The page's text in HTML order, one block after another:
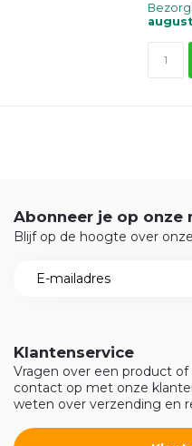
Klantenservice
Vragen over een product
contact op met onze
weten over verzending en
Abonneer je op onze
Blijf op de hoogte over